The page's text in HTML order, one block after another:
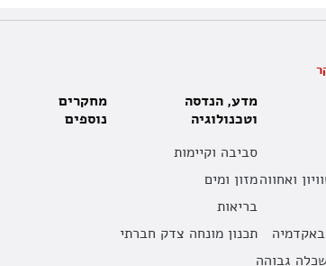
ואחווה
באקדמיה
גבוהה
מדע, הנדסה
וטכנולוגיה
סביבה וקיימות
מזון ומים
בריאות
תכנון מונחה צדק חברתי
מחקרים
נוספים